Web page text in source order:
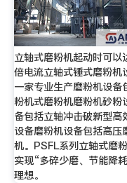
立轴式磨粉机起动时可以
倍电流立轴式锤式磨粉机
一家专业生产磨粉机设备
粉机式磨粉机磨粉机砂粉
备包括立轴冲击破新型高
设备磨粉机设备包括高压
机。PSFL系列立轴式磨
实现“多碎少磨、节能降
理想。